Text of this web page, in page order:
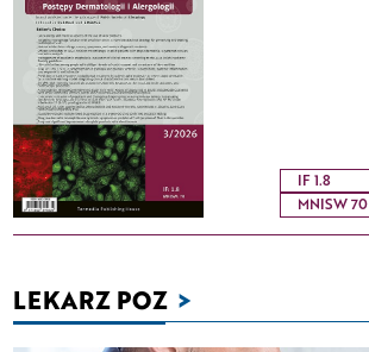
IF 1.8
MNISW 70
LEKARZ POZ >